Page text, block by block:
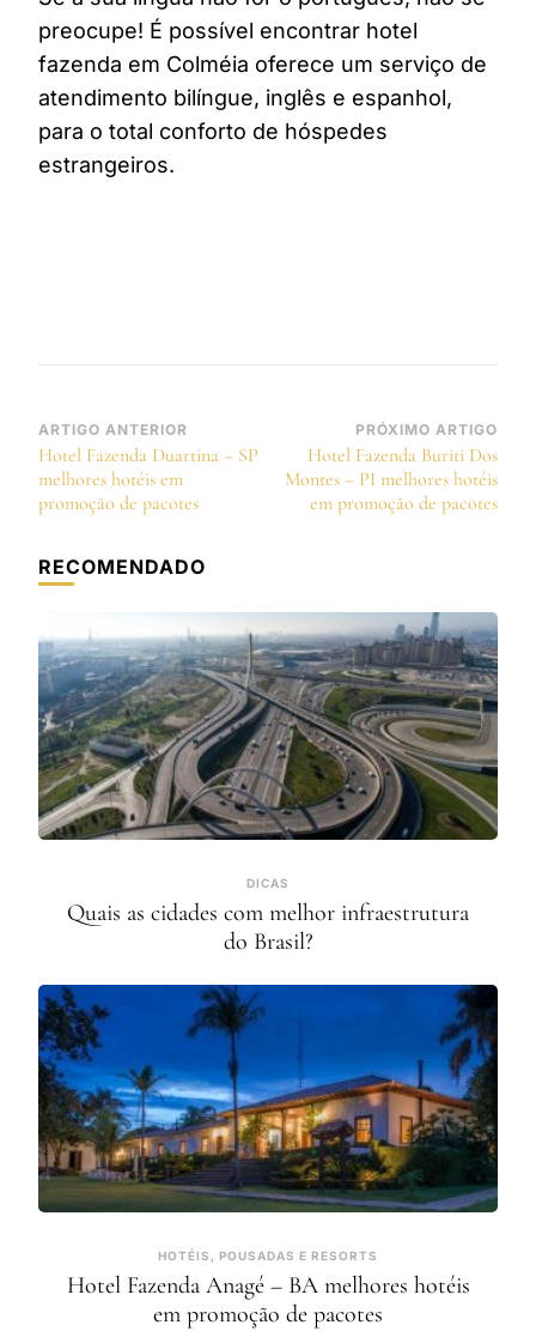
preocupe! É possível encontrar hotel
fazenda em Colméia oferece um serviço de
atendimento bilíngue, inglês e espanhol,
para o total conforto de hóspedes
estrangeiros.
Navegação
de
post
ARTIGO ANTERIOR
Hotel Fazenda Duartina – SP
melhores hotéis em
promoção de pacotes
PRÓXIMO ARTIGO
Hotel Fazenda Buriti Dos
Montes – PI melhores hotéis
em promoção de pacotes
RECOMENDADO
DICAS
Quais as cidades com melhor infraestrutura
do Brasil?
HOTÉIS, POUSADAS E RESORTS
Hotel Fazenda Anagé – BA melhores hotéis
em promoção de pacotes